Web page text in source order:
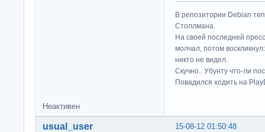
В репозитории Debian
Столлмана.
На своей последней
молчал, потом
никто не видел.
Скучно.. Убунту что-ли
Повадился ходить на
Неактивен
15-08-12 01:50:48
usual_user